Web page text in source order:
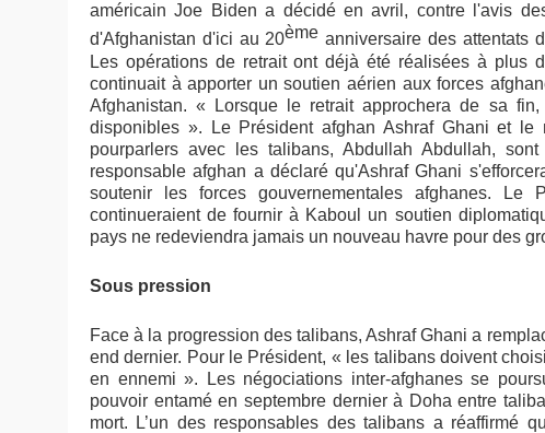
américain Joe Biden a décidé en avril, contre l'avis
d'Afghanistan d'ici au 20ème anniversaire des attentats
Les opérations de retrait ont déjà été réalisées à plus
continuait à apporter un soutien aérien aux forces
Afghanistan. « Lorsque le retrait approchera de sa
disponibles ». Le Président afghan Ashraf Ghani et
pourparlers avec les talibans, Abdullah Abdullah,
responsable afghan a déclaré qu'Ashraf Ghani
soutenir les forces gouvernementales afghanes.
continueraient de fournir à Kaboul un soutien
pays ne redeviendra jamais un nouveau havre pour des
Sous pression
Face à la progression des talibans, Ashraf Ghani a
end dernier. Pour le Président, « les talibans doivent
en ennemi ». Les négociations inter-afghanes se
pouvoir entamé en septembre dernier à Doha entre
mort. L’un des responsables des talibans a réaffirmé